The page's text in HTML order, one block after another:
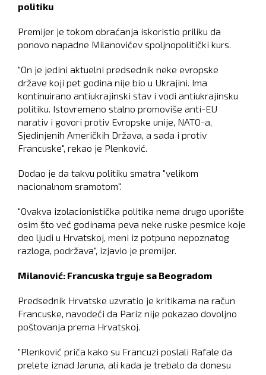
politiku
Premijer je tokom obraćanja iskoristio priliku da
ponovo napadne Milanovićev spoljnopolitički kurs.
"On je jedini aktuelni predsednik neke evropske
države koji pet godina nije bio u Ukrajini. Ima
kontinuirano antiukrajinski stav i vodi antiukrajinsku
politiku. Istovremeno stalno promoviše anti-EU
narativ i govori protiv Evropske unije, NATO-a,
Sjedinjenih Američkih Država, a sada i protiv
Francuske", rekao je Plenković.
Dodao je da takvu politiku smatra "velikom
nacionalnom sramotom".
"Ovakva izolacionistička politika nema drugo uporište
osim što već godinama peva neke ruske pesmice koje
deo ljudi u Hrvatskoj, meni iz potpuno nepoznatog
razloga, podržava", izjavio je premijer.
Milanović: Francuska trguje sa Beogradom
Predsednik Hrvatske uzvratio je kritikama na račun
Francuske, navodeći da Pariz nije pokazao dovoljno
poštovanja prema Hrvatskoj.
"Plenković priča kako su Francuzi poslali Rafale da
prelete iznad Jaruna, ali kada je trebalo da donesu